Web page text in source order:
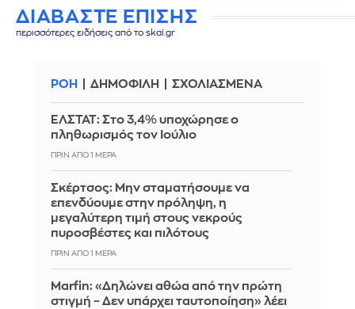
ΔΙΑΒΑΣΤΕ ΕΠΙΣΗΣ
περισσότερες ειδήσεις από το skai.gr
ΡΟΗ ΔΗΜΟΦΙΛΗ ΣΧΟΛΙΑΣΜΕΝΑ
ΕΛΣΤΑΤ: Στο 3,4% υποχώρησε ο
πληθωρισμός τον Ιούλιο
ΠΡΙΝ ΑΠΌ 1 ΜΈΡΑ
Σκέρτσος: Μην σταματήσουμε να
επενδύουμε στην πρόληψη, η
μεγαλύτερη τιμή στους νεκρούς
πυροσβέστες και πιλότους
ΠΡΙΝ ΑΠΌ 1 ΜΈΡΑ
Marfin: «Δηλώνει αθώα από την πρώτη
στιγμή – Δεν υπάρχει ταυτοποίηση» λέει